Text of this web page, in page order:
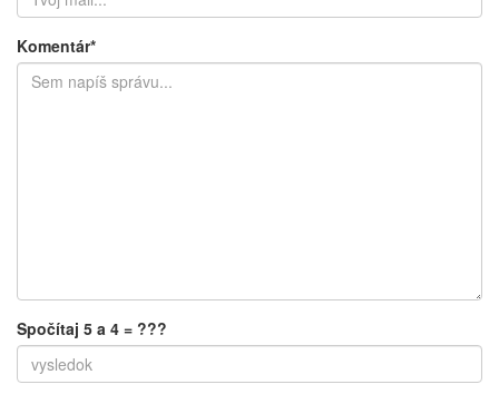
Komentár*
Spočítaj 5 a 4 = ???